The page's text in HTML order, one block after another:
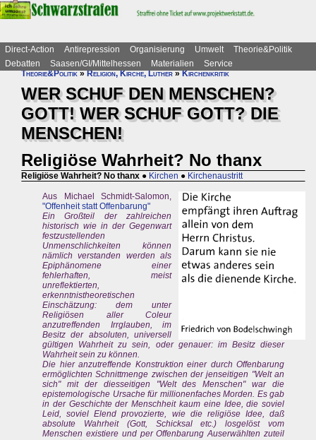
Direct-Action Antirepression Organisierung Umwelt
Theorie&Politik
Debatten
Saasen/GI/Mittelhessen Materialien
Service
Theorie&Politik»Religion, Kirche, Luther»Kirchenkritik
WER SCHUF DEN MENSCHEN?
GOTT! WER SCHUF GOTT? DIE
MENSCHEN!
Religiöse Wahrheit? No thanx
Religiöse Wahrheit? No thanx ● Kirchen ● Kirchenaustritt
Aus Michael Schmidt-Salomon,
"Offenheit statt Offenbarung"
Ein Großteil der zahlreichen
historisch wie in der Gegenwart
festzustellenden
Unmenschlichkeiten können
nämlich verstanden werden als
Epiphänomene einer
fehlerhaften, meist
unreflektierten,
erkenntnistheoretischen
Einschätzung: dem unter
Religiösen aller Coleur
anzutreffenden Irrglauben, im
Besitz der absoluten, universell
gültigen Wahrheit zu sein, oder genauer: im Besitz dieser
Wahrheit sein zu können.
Die hier anzutreffende Konstruktion einer durch Offenbarung
ermöglichten Schnittmenge zwischen der jenseitigen "Welt an
sich" mit der diesseitigen "Welt des Menschen" war die
epistemologische Ursache für millionenfaches Morden. Es gab
in der Geschichte der Menschheit kaum eine Idee, die soviel
Leid, soviel Elend provozierte, wie die religiöse Idee, daß
absolute Wahrheit (Gott, Schicksal etc.) losgelöst vom
Menschen existiere und per Offenbarung Auserwählten zuteil